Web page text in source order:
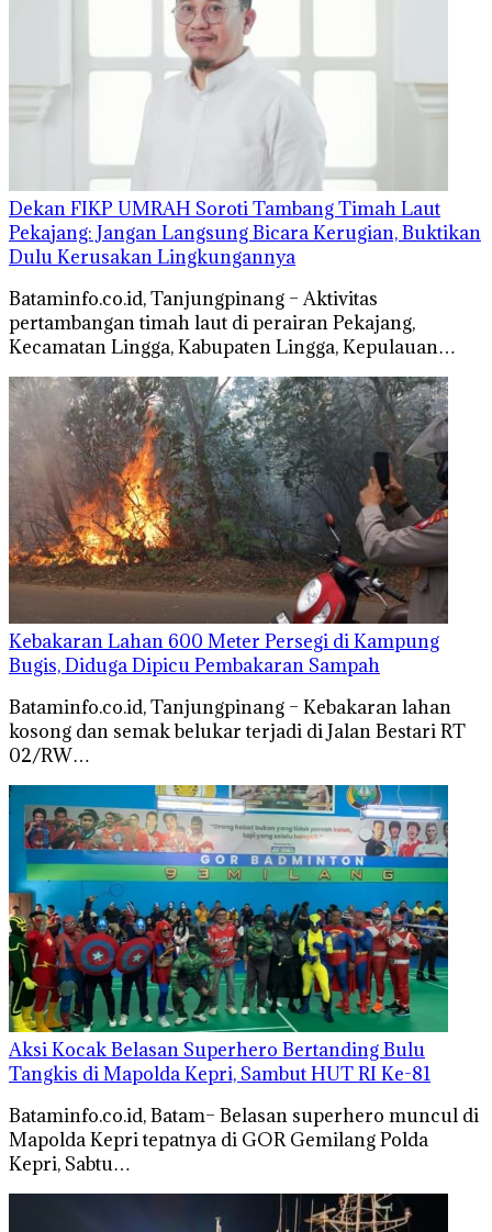
Dekan FIKP UMRAH Soroti Tambang Timah Laut
Pekajang: Jangan Langsung Bicara Kerugian, Buktikan
Dulu Kerusakan Lingkungannya
Bataminfo.co.id, Tanjungpinang – Aktivitas
pertambangan timah laut di perairan Pekajang,
Kecamatan Lingga, Kabupaten Lingga, Kepulauan…
Kebakaran Lahan 600 Meter Persegi di Kampung
Bugis, Diduga Dipicu Pembakaran Sampah
Bataminfo.co.id, Tanjungpinang – Kebakaran lahan
kosong dan semak belukar terjadi di Jalan Bestari RT
02/RW…
Aksi Kocak Belasan Superhero Bertanding Bulu
Tangkis di Mapolda Kepri, Sambut HUT RI Ke-81
Bataminfo.co.id, Batam– Belasan superhero muncul di
Mapolda Kepri tepatnya di GOR Gemilang Polda
Kepri, Sabtu…